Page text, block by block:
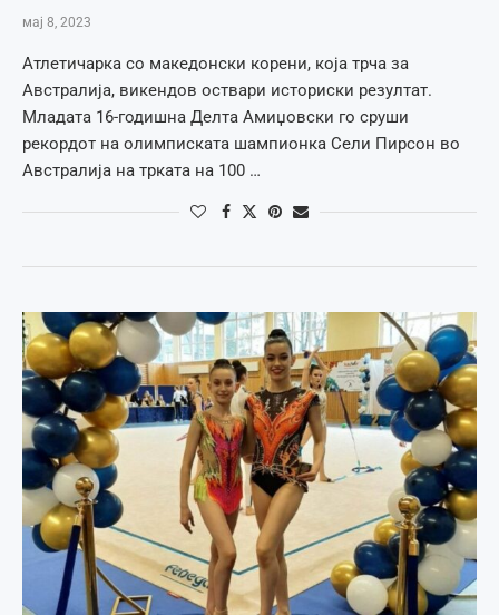
мај 8, 2023
Атлетичарка со македонски корени, која трча за
Австралија, викендов оствари историски резултат.
Младата 16-годишна Делта Амиџовски го сруши
рекордот на олимписката шампионка Сели Пирсон во
Австралија на трката на 100 …